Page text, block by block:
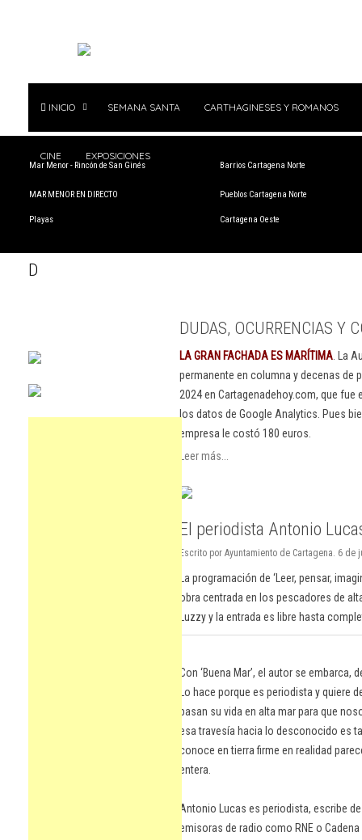
INICIO SEMANA SANTA CARTHAGINESES Y ROMANOS
CINE EXPOSICIONES
Mar Menor - Rincón de San Ginés
MAR MENOR EN DIRECTO
Playas
Barrios Cartagena Norte
Pueblos Cartagena Norte
Cartagena Oeste
D
DUDAS, OCURRENCIAS Y
LA GRAN FACHADA ES MARÍTIMA . La
permanente en columna y decenas
2024 en Cartagenadehoy.com, que
los datos de Google Analytics. Pues
empresa le costó 180 euros.
Leer más...
El periodista Antonio
Escrito por Ayuntamiento de Cartagena. 6 de
La programación de ‘Leer, pensar,
obra centrada en los pescadores de
Luzzy y la entrada es libre hasta
Con ‘Buena Mar’, el autor se
Lo hace porque es periodista y quiere
pasan su vida en alta mar para que
esa travesía hacia lo desconocido es
conoce en tierra firme en realidad
entera.
Antonio Lucas es periodista, escribe
emisoras de radio como RNE o